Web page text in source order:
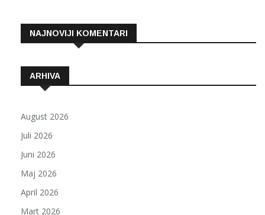
NAJNOVIJI KOMENTARI
ARHIVA
August 2026
Juli 2026
Juni 2026
Maj 2026
April 2026
Mart 2026